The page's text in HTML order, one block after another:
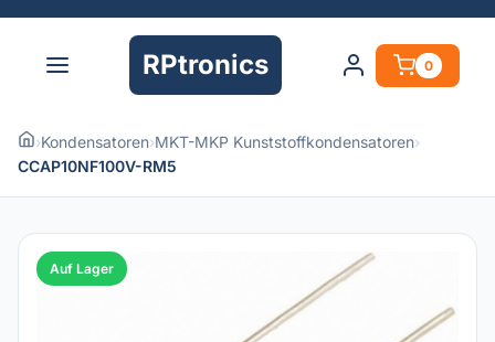
RPtronics 0
›Kondensatoren›MKT-MKP Kunststoffkondensatoren›
CCAP10NF100V-RM5
Auf Lager